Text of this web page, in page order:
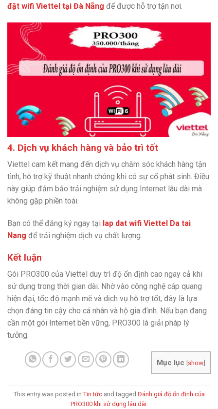
đặt wifi Viettel tại Đà Nẵng để được hỗ trợ tận nơi.
4. Dịch vụ khách hàng và bảo trì tốt
Viettel cam kết mang đến dịch vụ chăm sóc khách hàng tận
tình, hỗ trợ kỹ thuật nhanh chóng khi có sự cố phát sinh. Điều
này giúp đảm bảo trải nghiệm sử dụng Internet lâu dài mà
không gặp phiền toái.
Bạn có thể đăng ký ngay tại lap dat wifi Viettel Da tai
Nang để trải nghiệm dịch vụ chất lượng.
Kết luận
Gói PRO300 của Viettel duy trì độ ổn định cao ngay cả khi
sử dụng trong thời gian dài. Nhờ vào công nghệ cáp quang
hiện đại, tốc độ mạnh mẽ và dịch vụ hỗ trợ tốt, đây là lựa
chọn đáng tin cậy cho cá nhân và hộ gia đình. Nếu bạn đang
cần một gói Internet bền vững, PRO300 là giải pháp lý
tưởng.
Mục lục [show]
This entry was posted in Tin tứcand tagged Đánh giá độ ổn định của
PRO300 khi sử dụng lâu dài